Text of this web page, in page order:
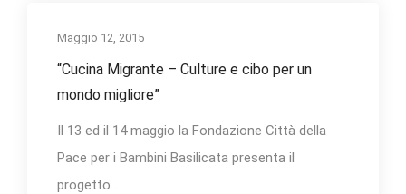
Maggio 12, 2015
“Cucina Migrante – Culture e cibo per un
mondo migliore”
Il 13 ed il 14 maggio la Fondazione Città della
Pace per i Bambini Basilicata presenta il
progetto...